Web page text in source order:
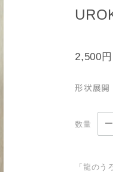
2,500円
形状展開
数量
「龍の